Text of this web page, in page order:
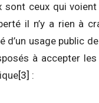
sont ceux qui
il n’y a rien à
d’un usage public
à accepter
[3] :